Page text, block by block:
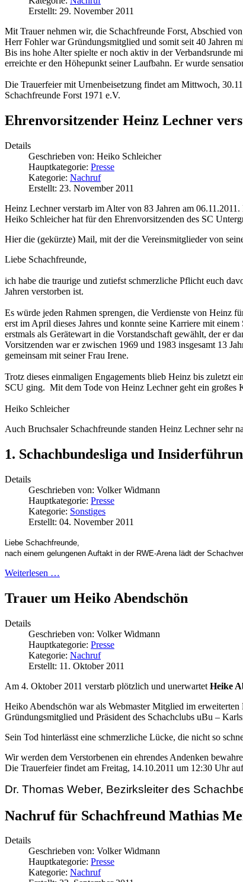
Erstellt: 29. November 2011
Mit Trauer nehmen wir, die Schachfreunde Forst, Abschied
Herr Fohler war Gründungsmitglied und somit seit 40 Jahren
Bis ins hohe Alter spielte er noch aktiv in der Verbandsrunde
erreichte er den Höhepunkt seiner Laufbahn. Er wurde
Die Trauerfeier mit Urnenbeisetzung findet am Mittwoch,
Schachfreunde Forst 1971 e.V.
Ehrenvorsitzender Heinz Lechner
Details
Geschrieben von: Heiko Schleicher
Hauptkategorie: Presse
Kategorie: Nachruf
Erstellt: 23. November 2011
Heinz Lechner verstarb im Alter von 83 Jahren am
Heiko Schleicher hat für den Ehrenvorsitzenden des SC
Hier die (gekürzte) Mail, mit der die Vereinsmitglieder von
Liebe Schachfreunde,
ich habe die traurige und zutiefst schmerzliche Pflicht euch
Jahren verstorben ist.
Es würde jeden Rahmen sprengen, die Verdienste von Heinz
erst im April dieses Jahres und konnte seine Karriere mit
erstmals als Gerätewart in die Vorstandschaft gewählt, der er
Vorsitzenden war er zwischen 1969 und 1983 insgesamt 13
gemeinsam mit seiner Frau Irene.
Trotz dieses einmaligen Engagements blieb Heinz bis zuletzt
SCU ging. Mit dem Tode von Heinz Lechner geht ein großes
Heiko Schleicher
Auch Bruchsaler Schachfreunde standen Heinz Lechner sehr
1. Schachbundesliga und
Details
Geschrieben von: Volker Widmann
Hauptkategorie: Presse
Kategorie: Sonstiges
Erstellt: 04. November 2011
Liebe Schachfreunde,
nach einem gelungenen Auftakt in der RWE-Arena lädt der
Weiterlesen …
Trauer um Heiko Abendschön
Details
Geschrieben von: Volker Widmann
Hauptkategorie: Presse
Kategorie: Nachruf
Erstellt: 11. Oktober 2011
Am 4. Oktober 2011 verstarb plötzlich und unerwartet Heike
Heiko Abendschön war als Webmaster Mitglied im
Gründungsmitglied und Präsident des Schachclubs uBu –
Sein Tod hinterlässt eine schmerzliche Lücke, die nicht so
Wir werden dem Verstorbenen ein ehrendes Andenken
Die Trauerfeier findet am Freitag, 14.10.2011 um 12:30 Uhr
Dr. Thomas Weber, Bezirksleiter des
Nachruf für Schachfreund Mathias
Details
Geschrieben von: Volker Widmann
Hauptkategorie: Presse
Kategorie: Nachruf